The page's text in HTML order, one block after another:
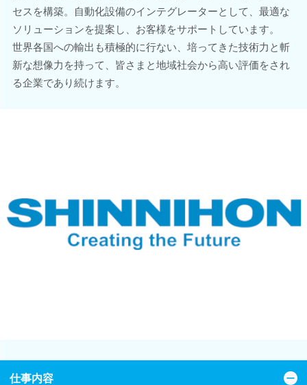
セスを構築。自動化設備のインテグレーターとして、最適な
ソリューションを提案し、お客様をサポートしています。
世界各国への輸出も積極的に行ない、培ってきた技術力と斬
新な想像力を持って、皆さまと地域社会から高い評価をされ
る企業であり続けます。
仕事内容